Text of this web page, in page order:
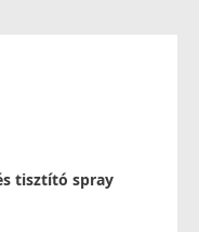
tisztító spray